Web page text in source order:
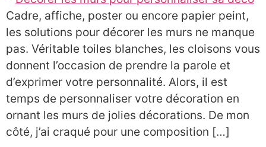
Cadre, affiche, poster ou encore papier peint,
les solutions pour décorer les murs ne manque
pas. Véritable toiles blanches, les cloisons vous
donnent l’occasion de prendre la parole et
d’exprimer votre personnalité. Alors, il est
temps de personnaliser votre décoration en
ornant les murs de jolies décorations. De mon
côté, j’ai craqué pour une composition […]